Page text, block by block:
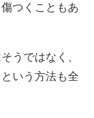
つくこともあ
うではなく、
いう方法も全